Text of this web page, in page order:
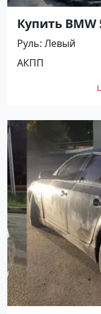
Купить BMW
л.с.) Бензин
цвет
рублей,
Авторынок23
Руль Левый
АКПП